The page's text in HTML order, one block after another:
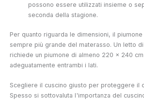
possono essere utilizzati insieme o
seconda della stagione.
Per quanto riguarda le dimensioni, il
sempre più grande del materasso. Un letto
richiede un piumone di almeno 220 x 240
adeguatamente entrambi i lati.
Scegliere il cuscino giusto per proteggere il
Spesso si sottovaluta l'importanza del